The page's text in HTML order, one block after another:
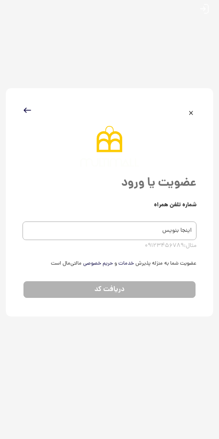
عضویت یا ورود
شماره تلفن همراه
مثال:09123456789
عضویت شما به منزله پذیرش خدماتو حریم خصوصی مالتی‌مال است
دریافت کد